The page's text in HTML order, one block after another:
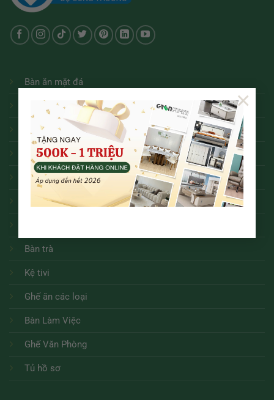
×
Bàn ăn mặt đá
Bàn ăn thông minh
Bàn ăn hiện đại
Bàn ăn tân cổ điển
Bàn ăn tròn
Bàn ăn
Bàn trà
Kệ tivi
Ghế ăn các loại
Bàn Làm Việc
Ghế Văn Phòng
Tủ hồ sơ